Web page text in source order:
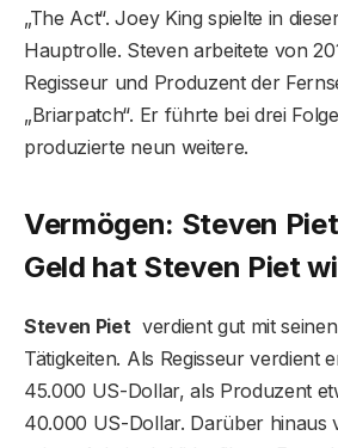
„The Act“. Joey King spielte in
Hauptrolle. Steven arbeitete von
Regisseur und Produzent der
„Briarpatch“. Er führte bei drei
produzierte neun weitere.
Vermögen: Steven
Geld hat Steven Piet
Steven Piet verdient gut mit
Tätigkeiten. Als Regisseur verdient
45.000 US-Dollar, als Produzent
40.000 US-Dollar. Darüber hinaus